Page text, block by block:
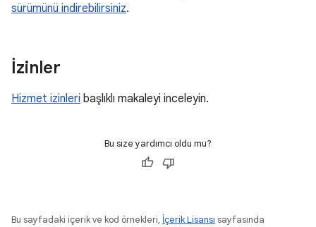
sürümünü indirebilirsiniz.
İzinler
Hizmet izinleri başlıklı makaleyi inceleyin.
Bu size yardımcı oldu mu?
Bu sayfadaki içerik ve kod örnekleri, İçerik Lisansı sayfasında